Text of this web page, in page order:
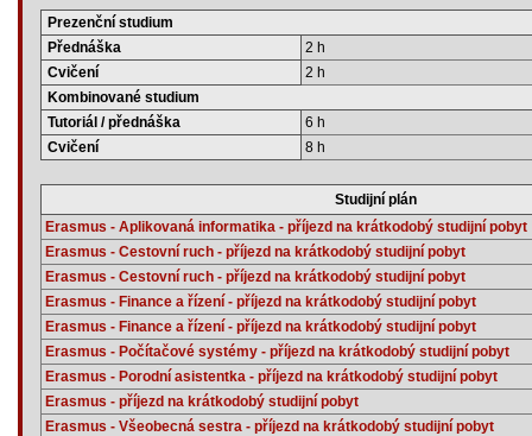
Prezenční studium
Přednáška
2 h
Cvičení
2 h
Kombinované studium
Tutoriál / přednáška
6 h
Cvičení
8 h
Studijní plán
Erasmus - Aplikovaná informatika - příjezd na krátkodobý studijní pobyt
Erasmus - Cestovní ruch - příjezd na krátkodobý studijní pobyt
Erasmus - Cestovní ruch - příjezd na krátkodobý studijní pobyt
Erasmus - Finance a řízení - příjezd na krátkodobý studijní pobyt
Erasmus - Finance a řízení - příjezd na krátkodobý studijní pobyt
Erasmus - Počítačové systémy - příjezd na krátkodobý studijní pobyt
Erasmus - Porodní asistentka - příjezd na krátkodobý studijní pobyt
Erasmus - příjezd na krátkodobý studijní pobyt
Erasmus - Všeobecná sestra - příjezd na krátkodobý studijní pobyt